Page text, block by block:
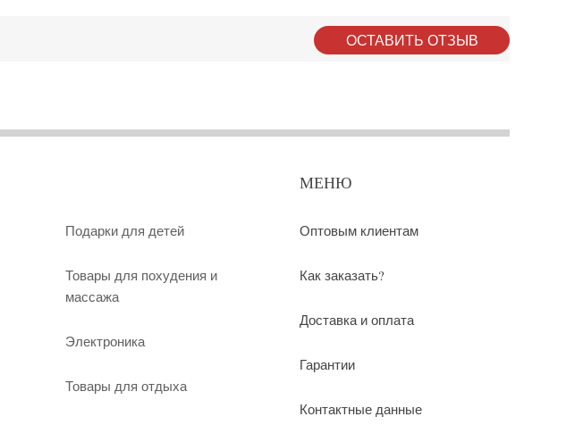
ОСТАВИТЬ ОТЗЫВ
Подарки для детей
Товары для похудения и
массажа
Электроника
Товары для отдыха
МЕНЮ
Оптовым клиентам
Как заказать?
Доставка и оплата
Гарантии
Контактные данные